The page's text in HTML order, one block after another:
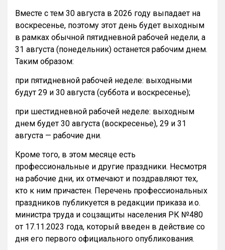
Вместе с тем 30 августа в 2026 году выпадает на
воскресенье, поэтому этот день будет выходным
в рамках обычной пятидневной рабочей недели, а
31 августа (понедельник) останется рабочим днем.
Таким образом:
при пятидневной рабочей неделе: выходными
будут 29 и 30 августа (суббота и воскресенье);
при шестидневной рабочей неделе: выходным
днем будет 30 августа (воскресенье), 29 и 31
августа — рабочие дни.
Кроме того, в этом месяце есть
профессиональные и другие праздники. Несмотря
на рабочие дни, их отмечают и поздравляют тех,
кто к ним причастен. Перечень профессиональных
праздников публикуется в редакции приказа и.о.
министра труда и соцзащиты населения РК №480
от 17.11.2023 года, который введен в действие со
дня его первого официального опубликования.